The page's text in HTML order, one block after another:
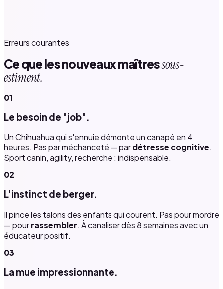
Erreurs courantes
Ce que les nouveaux maîtressous-
estiment.
01
Le besoin de "job".
Un Chihuahua qui s'ennuie démonte un canapé en 4
heures. Pas par méchanceté — pardétresse cognitive.
Sport canin, agility, recherche : indispensable.
02
L'instinct de berger.
Il pince les talons des enfants qui courent. Pas pour mordre
— pourrassembler. À canaliser dès 8 semaines avec un
éducateur positif.
03
La mue impressionnante.